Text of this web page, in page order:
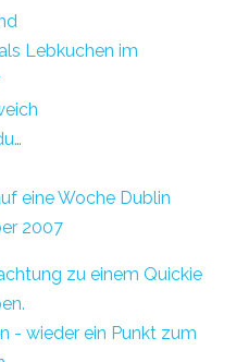
Lebkuchen im
eine Woche Dublin
2007
zu einem Quickie
- wieder ein Punkt zum